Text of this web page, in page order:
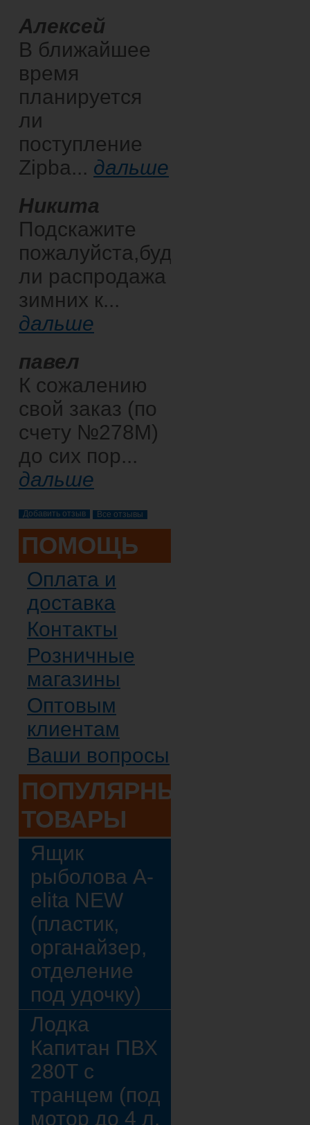
Алексей
В ближайшее
время
планируется
ли
поступление
Zipba... дальше
Никита
Подскажите
пожалуйста,будет
ли распродажа
зимних к...
дальше
павел
К сожалению
свой заказ (по
счету №278М)
до сих пор...
дальше
Все отзывы
ПОМОЩЬ
Оплата и
доставка
Контакты
Розничные
магазины
Оптовым
клиентам
Ваши вопросы
ПОПУЛЯРНЫЕ
ТОВАРЫ
Ящик
рыболова A-
elita NEW
(пластик,
органайзер,
отделение
под удочку)
Лодка
Капитан ПВХ
280Т с
транцем (под
мотор до 4 л.